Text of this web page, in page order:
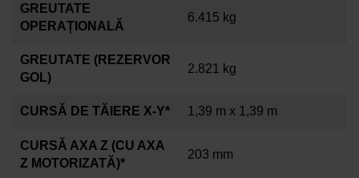
GREUTATE
OPERAȚIONALĂ
6.415 kg
GREUTATE (REZERVOR
GOL)
2.821 kg
CURSĂ DE TĂIERE X-Y* 1,39 m x 1,39 m
CURSĂ AXA Z (CU AXA
Z MOTORIZATĂ)*
203 mm